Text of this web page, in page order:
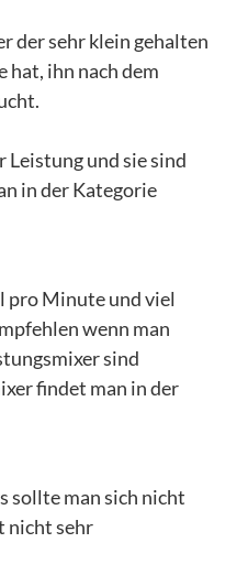
der sehr klein gehalten
hat, ihn nach dem
und sie sind
in der Kategorie
pro Minute und viel
wenn man
sind
findet man in der
sollte man sich nicht
nicht sehr